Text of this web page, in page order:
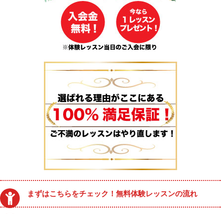
まずはこちらをチェック！無料体験レッスンの流れ